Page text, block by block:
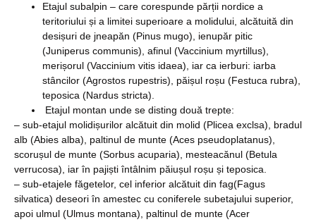
Etajul subalpin – care corespunde părții nordice a
teritoriului și a limitei superioare a molidului, alcătuită din
desișuri de jneapăn (Pinus mugo), ienupăr pitic
(Juniperus communis), afinul (Vaccinium myrtillus),
merișorul (Vaccinium vitis idaea), iar ca ierburi: iarba
stâncilor (Agrostos rupestris), păișul roșu (Festuca rubra),
teposica (Nardus stricta).
Etajul montan unde se disting două trepte:
– sub-etajul molidișurilor alcătuit din molid (Plicea exclsa), bradul
alb (Abies alba), paltinul de munte (Aces pseudoplatanus),
scorușul de munte (Sorbus acuparia), mesteacănul (Betula
verrucosa), iar în pajiști întâlnim păiușul roșu și teposica.
– sub-etajele făgetelor, cel inferior alcătuit din fag(Fagus
silvatica) deseori în amestec cu coniferele subetajului superior,
apoi ulmul (Ulmus montana), paltinul de munte (Acer